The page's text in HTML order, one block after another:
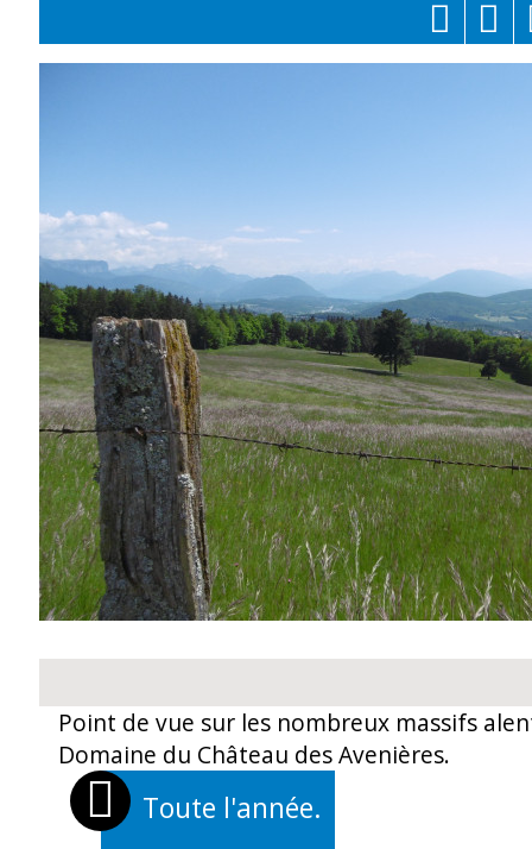
Point de vue sur les nombreux massifs
Domaine du Château des Avenières.
Toute l'année.